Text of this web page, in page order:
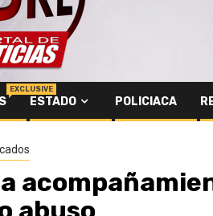
EXCLUSIVE
ESTADO POLICIACA